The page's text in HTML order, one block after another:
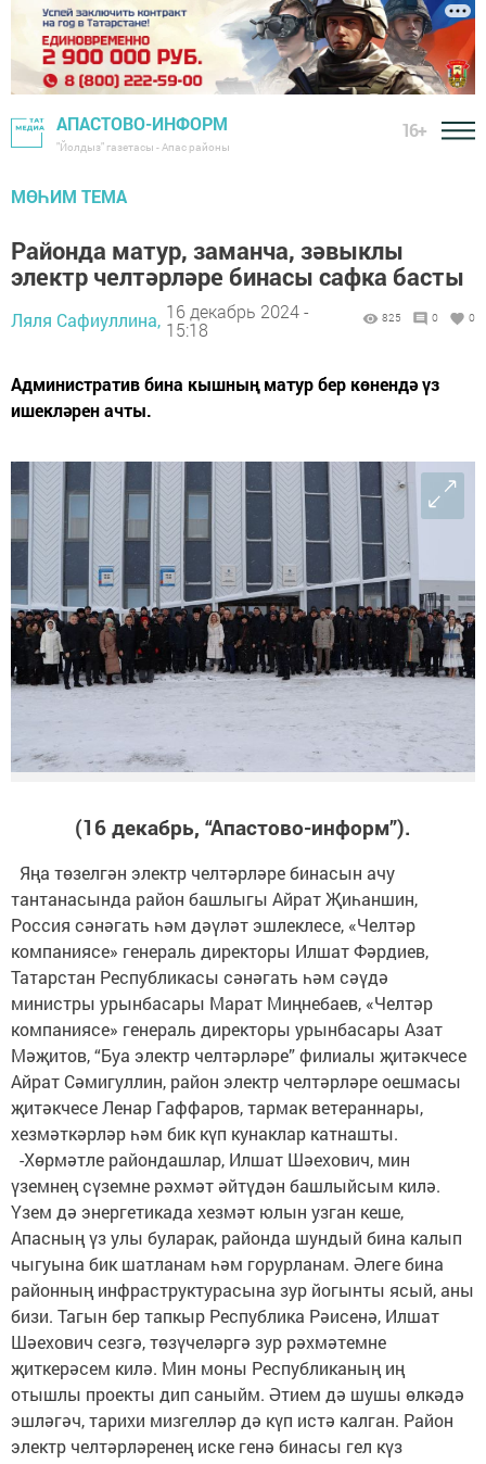
АПАСТОВО-ИНФОРМ
"Йолдыз" газетасы - Апас районы
16+
МӨҺИМ ТЕМА
Районда матур, заманча, зәвыклы
электр челтәрләре бинасы сафка басты
Ляля Сафиуллина, 16 декабрь 2024 -
15:18
825 0 0
Административ бина кышның матур бер көнендә үз
ишекләрен ачты.
(16 декабрь, “Апастово-информ”).
Яңа төзелгән электр челтәрләре бинасын ачу
тантанасында район башлыгы Айрат Җиһаншин,
Россия сәнәгать һәм дәүләт эшлеклесе, «Челтәр
компаниясе» генераль директоры Илшат Фәрдиев,
Татарстан Республикасы сәнәгать һәм сәүдә
министры урынбасары Марат Миңнебаев, «Челтәр
компаниясе» генераль директоры урынбасары Азат
Мәҗитов, “Буа электр челтәрләре” филиалы җитәкчесе
Айрат Сәмигуллин, район электр челтәрләре оешмасы
җитәкчесе Ленар Гаффаров, тармак ветераннары,
хезмәткәрләр һәм бик күп кунаклар катнашты.
-Хөрмәтле райондашлар, Илшат Шәехович, мин
үземнең сүземне рәхмәт әйтүдән башлыйсым килә.
Үзем дә энергетикада хезмәт юлын узган кеше,
Апасның үз улы буларак, районда шундый бина калып
чыгуына бик шатланам һәм горурланам. Әлеге бина
районның инфраструктурасына зур йогынты ясый, аны
бизи. Тагын бер тапкыр Республика Рәисенә, Илшат
Шәехович сезгә, төзүчеләргә зур рәхмәтемне
җиткерәсем килә. Мин моны Республиканың иң
отышлы проекты дип саныйм. Әтием дә шушы өлкәдә
эшләгәч, тарихи мизгелләр дә күп истә калган. Район
электр челтәрләренең иске генә бинасы гел күз